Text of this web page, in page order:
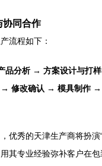
协同合作
流程如下：
品分析 → 方案设计与打
→ 修改确认 → 模具制作
优秀的天津生产商将扮演
其专业经验弥补客户在